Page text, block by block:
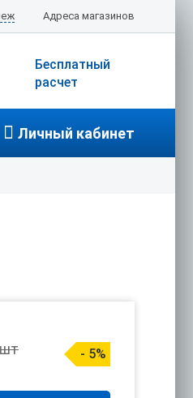
Адреса магазинов
Бесплатный
расчет
Личный кабинет
- 5%